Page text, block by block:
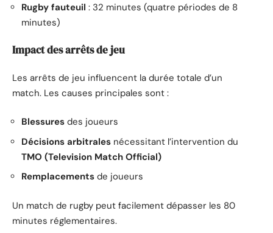
Rugby fauteuil : 32 minutes (quatre périodes de 8
minutes)
Impact des arrêts de jeu
Les arrêts de jeu influencent la durée totale d’un
match. Les causes principales sont :
Blessures des joueurs
Décisions arbitrales nécessitant l’intervention du
TMO (Television Match Official)
Remplacements de joueurs
Un match de rugby peut facilement dépasser les 80
minutes réglementaires.